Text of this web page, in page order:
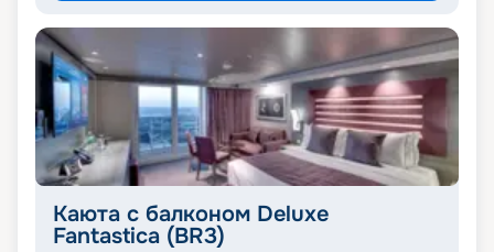
Каюта с балконом Deluxe
Fantastica (BR3)